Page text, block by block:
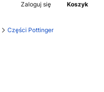
Zaloguj się Koszyk
Części Pottinger